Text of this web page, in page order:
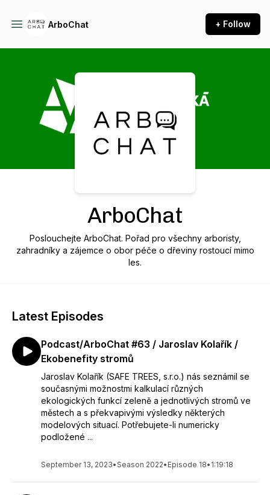
ArboChat + Follow
ArboChat
Poslouchejte ArboChat. Pořad pro všechny arboristy,
zahradníky a zájemce o obor péče o dřeviny rostoucí mimo
les.
Latest Episodes
Podcast/ArboChat #63 / Jaroslav Kolařík /
Ekobenefity stromů
Jaroslav Kolařík (SAFE TREES, s.r.o.) nás seznámil se
současnými možnostmi kalkulací různých
ekologických funkcí zeleně a jednotlivých stromů ve
městech a s překvapivými výsledky některých
modelových situací. Potřebujete-li numericky
podložené ...
September 13, 2023•Season 2022• Episode 18• 1:19:18